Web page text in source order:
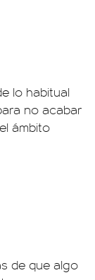
lo habitual
no acabar
ámbito
de que algo